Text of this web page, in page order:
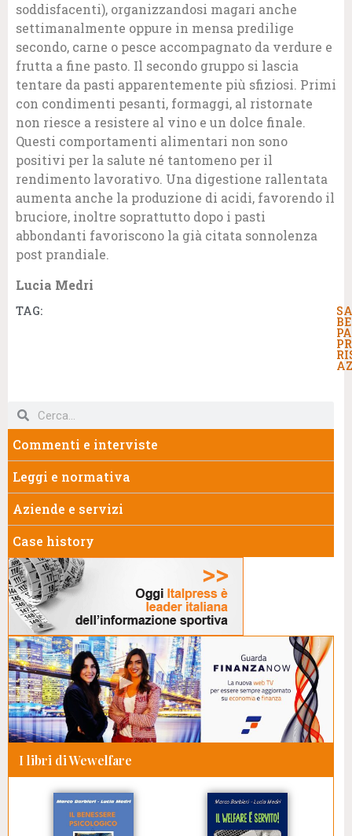
soddisfacenti), organizzandosi magari anche
settimanalmente oppure in mensa predilige
secondo, carne o pesce accompagnato da verdure e
frutta a fine pasto. Il secondo gruppo si lascia
tentare da pasti apparentemente più sfiziosi. Primi
con condimenti pesanti, formaggi, al ristornate
non riesce a resistere al vino e un dolce finale.
Questi comportamenti alimentari non sono
positivi per la salute né tantomeno per il
rendimento lavorativo. Una digestione rallentata
aumenta anche la produzione di acidi, favorendo il
bruciore, inoltre soprattutto dopo i pasti
abbondanti favoriscono la già citata sonnolenza
post prandiale.
Lucia Medri
TAG:
Commenti e interviste
Leggi e normativa
Aziende e servizi
Case history
I libri di Wewelfare